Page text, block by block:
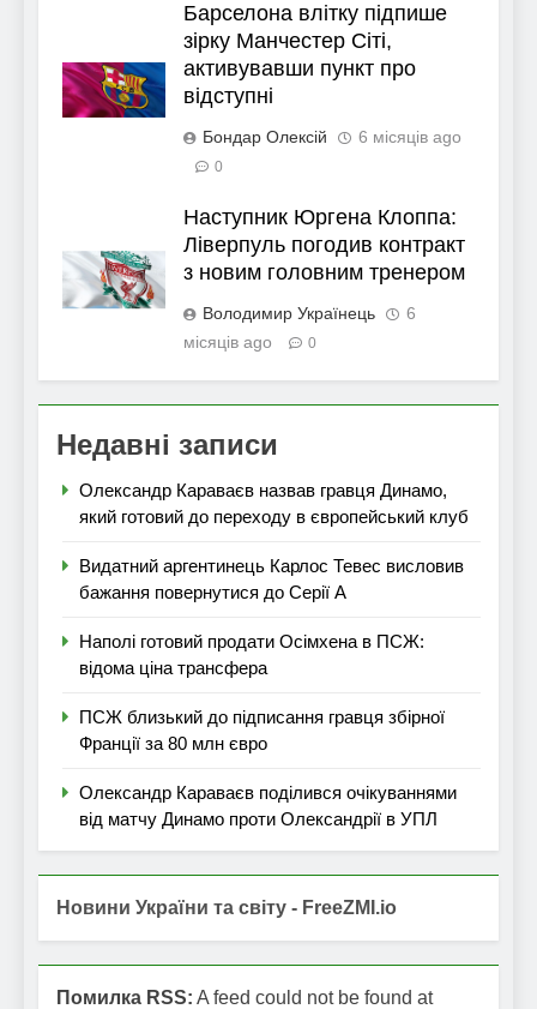
Барселона влітку підпише
зірку Манчестер Сіті,
активувавши пункт про
відступні
Бондар Олексій 6 місяців ago
0
Наступник Юргена Клоппа:
Ліверпуль погодив контракт
з новим головним тренером
Володимир Українець
6
місяців ago
0
Недавні записи
Олександр Караваєв назвав гравця Динамо,
який готовий до переходу в європейський клуб
Видатний аргентинець Карлос Тевес висловив
бажання повернутися до Серії А
Наполі готовий продати Осімхена в ПСЖ:
відома ціна трансфера
ПСЖ близький до підписання гравця збірної
Франції за 80 млн євро
Олександр Караваєв поділився очікуваннями
від матчу Динамо проти Олександрії в УПЛ
Новини України та світу - FreeZMI.io
Помилка RSS: A feed could not be found at